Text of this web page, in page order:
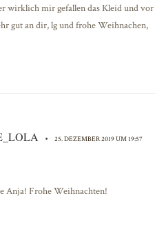
wirklich mir gefallen das Kleid und vor
gut an dir, lg und frohe Weihnachen,
• 25. DEZEMBER 2019 UM 19:57
Anja! Frohe Weihnachten!